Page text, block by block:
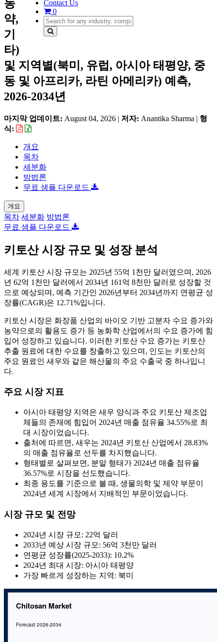
Contact Us
0
농
약,
기
타)
및 지역별(북미, 유럽, 아시아 태평양, 중
동 및 아프리카, 라틴 아메리카) 예측,
2026-2034년
마지막 업데이트: August 04, 2026 | 저자: Anantika Sharma | 형
식:
개요
목차
세분화
방법론
무료 샘플 다운로드
개요
목차 세분화 방법론
무료 샘플 다운로드
키토산 시장 규모 및 성장 분석
세계 키토산 시장 규모는 2025년 55억 1천만 달러였으며, 2026
년 62억 1천만 달러에서 2034년 161억 8천만 달러로 성장할 것
으로 예상되며, 예측 기간인 2026년부터 2034년까지 연평균 성
장률(CAGR)은 12.71%입니다.
키토산 시장은 화장품 산업의 바이오 기반 고분자 수요 증가와
농약으로의 활용도 증가 등 농화학 산업에서의 수요 증가에 힘
입어 성장하고 있습니다. 이러한 키토산 수요 증가는 키토산
추출 원료에 대한 수요를 창출하고 있으며, 인도는 키토산의
주요 원료인 새우와 같은 해산물의 주요 수출국 중 하나입니
다.
주요 시장 지표
아시아 태평양 지역은 새우 양식과 주요 키토산 제조업
체들의 존재에 힘입어 2024년 매출 점유율 34.55%로 최
대 시장이었습니다.
출처에 따르면, 새우는 2024년 키토산 산업에서 28.83%
의 매출 점유율로 선두를 차지했습니다.
형태별로 살펴보면, 분말 형태가 2024년 매출 점유율
36.57%로 시장을 선도했습니다.
최종 용도를 기준으로 볼 때, 생물의학 및 제약 부문이
2024년 세계 시장에서 지배적인 부문이었습니다.
시장 규모 및 전망
2024년 시장 규모: 22억 달러
2033년 예상 시장 규모: 56억 3천만 달러
연평균 성장률(2025-2033): 10.2%
2024년 최대 시장: 아시아 태평양
가장 빠르게 성장하는 지역: 북미